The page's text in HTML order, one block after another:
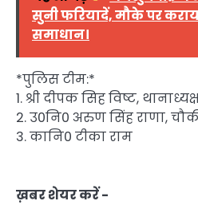
सुनी फरियादें, मौके पर
समाधान।
*पुलिस टीम:*
1. श्री दीपक सिह विष्ट,
2. उ0नि0 अरुण सिंह राणा,
3. कानि0 टीका राम
ख़बर शेयर करें -